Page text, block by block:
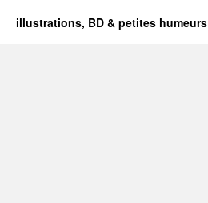
illustrations, BD & petites humeurs